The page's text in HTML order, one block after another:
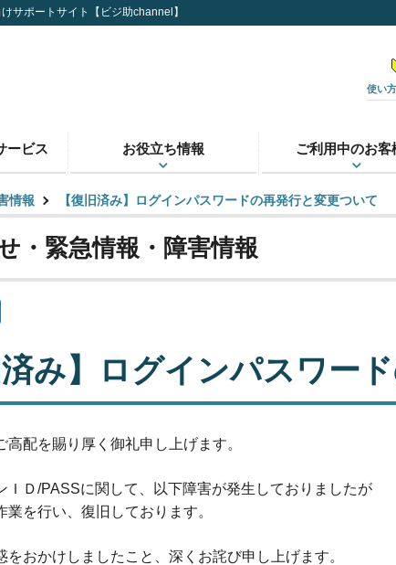
サポートサイト【ビジ助channel】
使い
ービス お役立ち情報 ご利用中のお客
情報 【復旧済み】ログインパスワードの再発行と変更ついて
・緊急情報・障害情報
済み】ログインパスワー
高配を賜り厚く御礼申し上げます。
ＩＤ/PASSに関して、以下障害が発生しておりましたが
業を行い、復旧しております。
をおかけしましたこと、深くお詫び申し上げます。